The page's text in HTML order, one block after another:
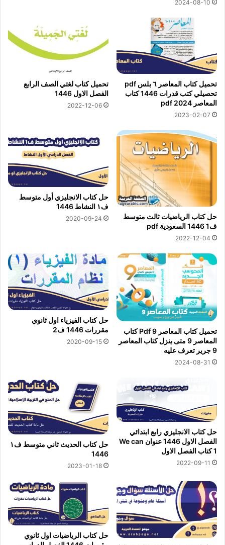
2024-08-10
تحميل كتاب المعاصر ٦ بلس pdf
تحصيلي كتب قدرات 1446 كتاب
المعاصر 2024 pdf
2023-02-07
تحميل كتاب لغتي الصف الرابع
الفصل الاول 1446
2022-12-06
حل كتاب الرياضيات ثالث متوسط
ف1 1446 السعودية pdf
2022-12-04
حل كتاب الانجليزي أول متوسط
ف١ النشاط 1446
2020-09-24
تحميل كتاب المعاصر 9 Pdf كتاب
المعاصر 9 متى ينزل كتاب المعاصر
9 جرير تعرف عليه
2024-08-31
حل كتاب الفيزياء اول ثانوي
مقررات 1446 ف2
2020-09-15
حل كتاب الانجليزي رابع ابتدائي
الفصل الاول 1446 عنوان We can
1 كتاب الفصل الاول
2022-09-11
حل كتاب الحديث ثاني متوسط ف١
1446
2023-01-18
حل كتاب الرياضيات اول ثانوي